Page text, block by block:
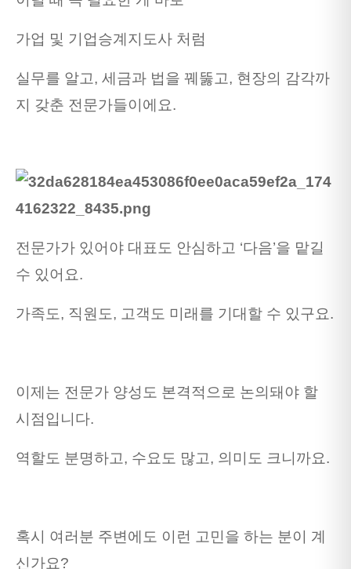
가업 및 기업승계지도사 처럼
실무를 알고, 세금과 법을 꿰뚫고, 현장의 감각까
지 갖춘 전문가들이에요.
전문가가 있어야 대표도 안심하고 ‘다음’을 맡길
수 있어요.
가족도, 직원도, 고객도 미래를 기대할 수 있구요.
이제는 전문가 양성도 본격적으로 논의돼야 할
시점입니다.
역할도 분명하고, 수요도 많고, 의미도 크니까요.
혹시 여러분 주변에도 이런 고민을 하는 분이 계
신가요?